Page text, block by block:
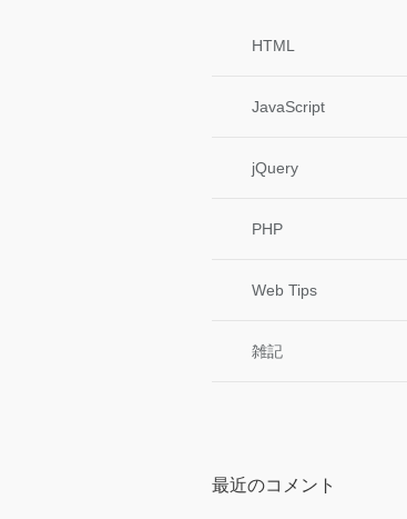
HTML
JavaScript
jQuery
PHP
Web Tips
雑記
最近のコメント